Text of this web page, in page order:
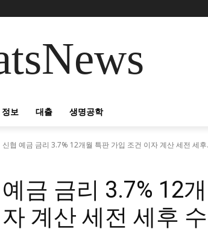
정보 대출 생명공학
신협 예금 금리 3.7% 12개월 특판 가입 조건 이자 계산 세전 세후
금 금리 3.7% 12
계산 세전 세후